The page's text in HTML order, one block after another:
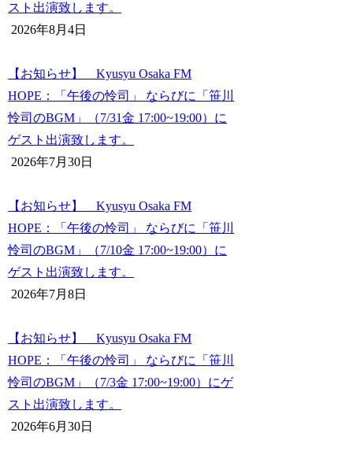
スト出演致します。
2026年8月4日
【お知らせ】 Kyusyu Osaka FM
HOPE：「午後の怜司」 ならびに「笹川
怜司のBGM」（7/31金 17:00~19:00）に
ゲスト出演致します。
2026年7月30日
【お知らせ】 Kyusyu Osaka FM
HOPE：「午後の怜司」 ならびに「笹川
怜司のBGM」（7/10金 17:00~19:00）に
ゲスト出演致します。
2026年7月8日
【お知らせ】 Kyusyu Osaka FM
HOPE：「午後の怜司」 ならびに「笹川
怜司のBGM」（7/3金 17:00~19:00）にゲ
スト出演致します。
2026年6月30日